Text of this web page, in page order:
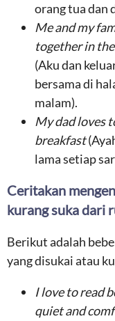
orang tua dan
Me and my
together in
(Aku dan
bersama di
malam).
My dad loves
breakfast
lama setiap
Ceritakan
kurang suka dari
Berikut adalah
yang disukai atau
I love to read
quiet and